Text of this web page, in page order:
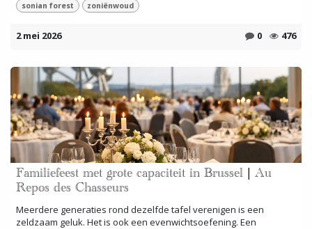
sonian forest
zoniënwoud
2 mei 2026 0 476
Familiefeest met grote capaciteit in Brussel | Au
Repos des Chasseurs
Meerdere generaties rond dezelfde tafel verenigen is een
zeldzaam geluk. Het is ook een evenwichtsoefening. Een